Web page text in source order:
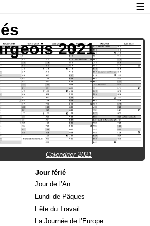
et numéro des semaines
☰
2021
Calendrier 2021
Jour férié
Jour de l’An
Lundi de Pâques
Fête du Travail
La Journée de l’Europe